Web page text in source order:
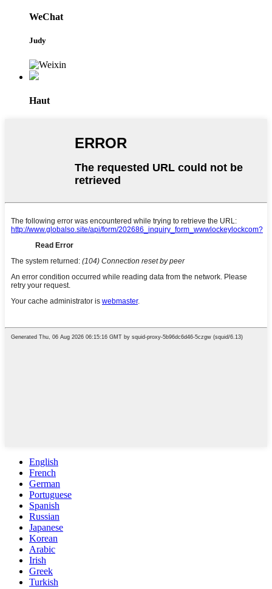
WeChat
Judy
Haut
English
French
German
Portuguese
Spanish
Russian
Japanese
Korean
Arabic
Irish
Greek
Turkish